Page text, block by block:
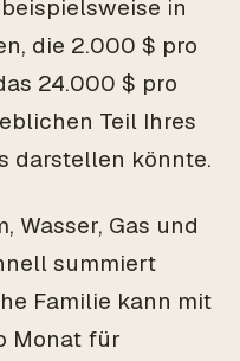
in
die 2.000 $ pro
24.000 $ pro
Teil Ihres
darstellen könnte.
Wasser, Gas und
summiert
Familie kann mit
Monat für